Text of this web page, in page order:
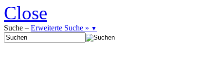
Close
Suche – Erweiterte Suche » ▼